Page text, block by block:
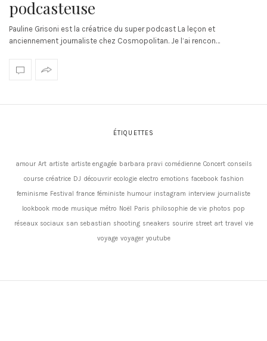
podcasteuse
Pauline Grisoni est la créatrice du super podcast La leçon et
anciennement journaliste chez Cosmopolitan. Je l’ai rencon…
ÉTIQUETTES
amour Art artiste artiste engagée barbara pravi comédienne Concert conseils
course créatrice DJ découvrir ecologie electro emotions facebook fashion
feminisme Festival france féministe humour instagram interview journaliste
lookbook mode musique métro Noël Paris philosophie de vie photos pop
réseaux sociaux san sebastian shooting sneakers sourire street art travel vie
voyage voyager youtube